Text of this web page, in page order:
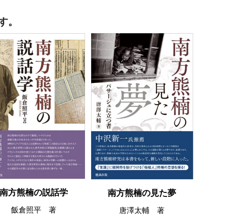
。
南方熊楠の説話学
飯倉照平 著
南方熊楠の見た夢
唐澤太輔 著